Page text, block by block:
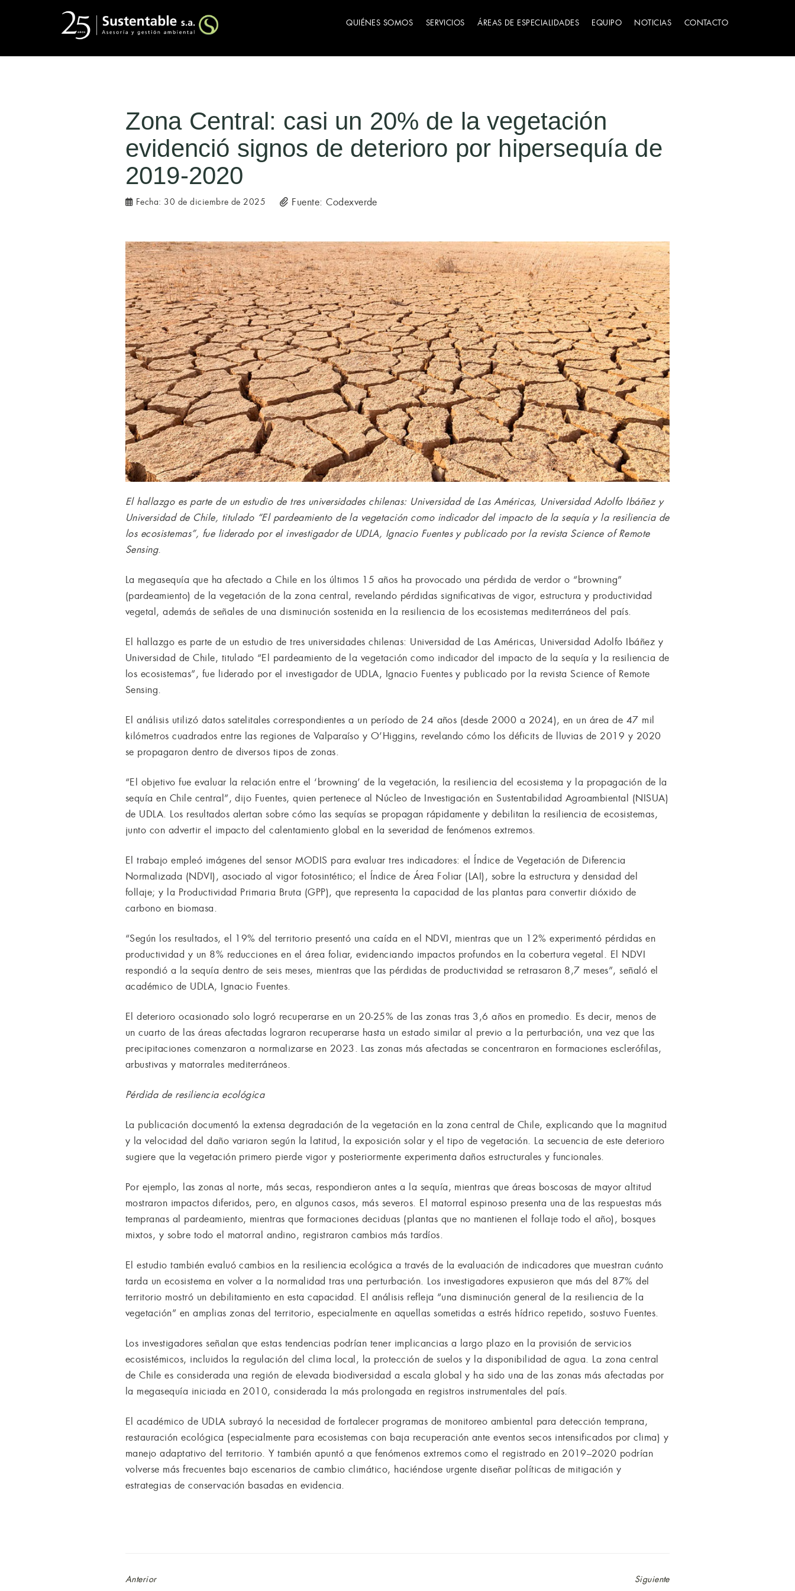
QUIÉNES SOMOS SERVICIOS ÁREAS DE ESPECIALIDADES EQUIPO NOTICIAS CONTACTO
Zona Central: casi un 20% de la vegetación
evidenció signos de deterioro por hipersequía de
2019-2020
Fecha: 30 de diciembre de 2025 Fuente: Codexverde
El hallazgo es parte de un estudio de tres universidades chilenas: Universidad de Las Américas, Universidad Adolfo Ibáñez y
Universidad de Chile, titulado “El pardeamiento de la vegetación como indicador del impacto de la sequía y la resiliencia de
los ecosistemas”, fue liderado por el investigador de UDLA, Ignacio Fuentes y publicado por la revista Science of Remote
Sensing.
La megasequía que ha afectado a Chile en los últimos 15 años ha provocado una pérdida de verdor o “browning”
(pardeamiento) de la vegetación de la zona central, revelando pérdidas significativas de vigor, estructura y productividad
vegetal, además de señales de una disminución sostenida en la resiliencia de los ecosistemas mediterráneos del país.
El hallazgo es parte de un estudio de tres universidades chilenas: Universidad de Las Américas, Universidad Adolfo Ibáñez y
Universidad de Chile, titulado “El pardeamiento de la vegetación como indicador del impacto de la sequía y la resiliencia de
los ecosistemas”, fue liderado por el investigador de UDLA, Ignacio Fuentes y publicado por la revista Science of Remote
Sensing.
El análisis utilizó datos satelitales correspondientes a un período de 24 años (desde 2000 a 2024), en un área de 47 mil
kilómetros cuadrados entre las regiones de Valparaíso y O’Higgins, revelando cómo los déficits de lluvias de 2019 y 2020
se propagaron dentro de diversos tipos de zonas.
“El objetivo fue evaluar la relación entre el ‘browning’ de la vegetación, la resiliencia del ecosistema y la propagación de la
sequía en Chile central”, dijo Fuentes, quien pertenece al Núcleo de Investigación en Sustentabilidad Agroambiental (NISUA)
de UDLA. Los resultados alertan sobre cómo las sequías se propagan rápidamente y debilitan la resiliencia de ecosistemas,
junto con advertir el impacto del calentamiento global en la severidad de fenómenos extremos.
El trabajo empleó imágenes del sensor MODIS para evaluar tres indicadores: el Índice de Vegetación de Diferencia
Normalizada (NDVI), asociado al vigor fotosintético; el Índice de Área Foliar (LAI), sobre la estructura y densidad del
follaje; y la Productividad Primaria Bruta (GPP), que representa la capacidad de las plantas para convertir dióxido de
carbono en biomasa.
“Según los resultados, el 19% del territorio presentó una caída en el NDVI, mientras que un 12% experimentó pérdidas en
productividad y un 8% reducciones en el área foliar, evidenciando impactos profundos en la cobertura vegetal. El NDVI
respondió a la sequía dentro de seis meses, mientras que las pérdidas de productividad se retrasaron 8,7 meses”, señaló el
académico de UDLA, Ignacio Fuentes.
El deterioro ocasionado solo logró recuperarse en un 20-25% de las zonas tras 3,6 años en promedio. Es decir, menos de
un cuarto de las áreas afectadas lograron recuperarse hasta un estado similar al previo a la perturbación, una vez que las
precipitaciones comenzaron a normalizarse en 2023. Las zonas más afectadas se concentraron en formaciones esclerófilas,
arbustivas y matorrales mediterráneos.
Pérdida de resiliencia ecológica
La publicación documentó la extensa degradación de la vegetación en la zona central de Chile, explicando que la magnitud
y la velocidad del daño variaron según la latitud, la exposición solar y el tipo de vegetación. La secuencia de este deterioro
sugiere que la vegetación primero pierde vigor y posteriormente experimenta daños estructurales y funcionales.
Por ejemplo, las zonas al norte, más secas, respondieron antes a la sequía, mientras que áreas boscosas de mayor altitud
mostraron impactos diferidos, pero, en algunos casos, más severos. El matorral espinoso presenta una de las respuestas más
tempranas al pardeamiento, mientras que formaciones deciduas (plantas que no mantienen el follaje todo el año), bosques
mixtos, y sobre todo el matorral andino, registraron cambios más tardíos.
El estudio también evaluó cambios en la resiliencia ecológica a través de la evaluación de indicadores que muestran cuánto
tarda un ecosistema en volver a la normalidad tras una perturbación. Los investigadores expusieron que más del 87% del
territorio mostró un debilitamiento en esta capacidad. El análisis refleja “una disminución general de la resiliencia de la
vegetación” en amplias zonas del territorio, especialmente en aquellas sometidas a estrés hídrico repetido, sostuvo Fuentes.
Los investigadores señalan que estas tendencias podrían tener implicancias a largo plazo en la provisión de servicios
ecosistémicos, incluidos la regulación del clima local, la protección de suelos y la disponibilidad de agua. La zona central
de Chile es considerada una región de elevada biodiversidad a escala global y ha sido una de las zonas más afectadas por
la megasequía iniciada en 2010, considerada la más prolongada en registros instrumentales del país.
El académico de UDLA subrayó la necesidad de fortalecer programas de monitoreo ambiental para detección temprana,
restauración ecológica (especialmente para ecosistemas con baja recuperación ante eventos secos intensificados por clima) y
manejo adaptativo del territorio. Y también apuntó a que fenómenos extremos como el registrado en 2019–2020 podrían
volverse más frecuentes bajo escenarios de cambio climático, haciéndose urgente diseñar políticas de mitigación y
estrategias de conservación basadas en evidencia.
Anterior Siguiente